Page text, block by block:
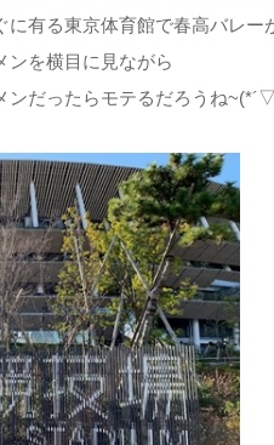
に有る東京体育館で春高バレ
ンを横目に見ながら
ンだったらモテるだろうね